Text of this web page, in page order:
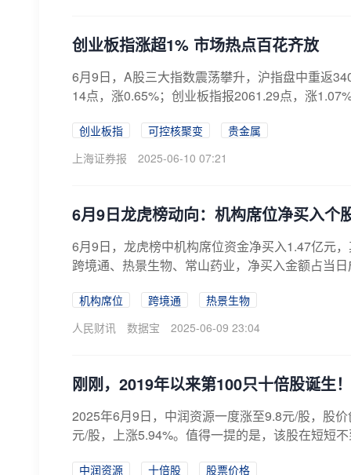
创业板指涨超1% 市场热点百花齐放
6月9日，A股三大指数震荡攀升，沪指盘中重返
14点，涨0.65%；创业板指报2061.29点，涨
创业板指 可控核聚变
贵金属
上海证券报
2025-06-10 07:21
6月9日龙虎榜动向：机构席位净买入个
6月9日，龙虎榜中机构席位资金净买入1.47亿元
跨境通、热景生物、常山药业，净买入金额占当
机构席位 跨境通
热景生物
人民财讯
数据宝 2025-06-09 23:04
刚刚，2019年以来第100只十倍股诞生！
2025年6月9日，中润资源一度涨至9.8元/股，股
元/股，上涨5.94%。值得一提的是，该股在短短
中润资源 十倍股
股票价格